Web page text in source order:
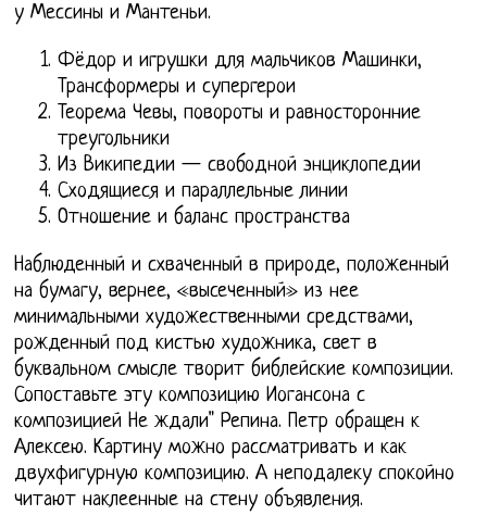
у Мессины и Мантеньи.
Фёдор и игрушки для мальчиков Машинки,
Трансформеры и супергерои
Теорема Чевы, повороты и равносторонние
треугольники
Из Википедии — свободной энциклопедии
Сходящиеся и параллельные линии
Отношение и баланс пространства
Наблюденный и схваченный в природе, положенный
на бумагу, вернее, «высеченный» из нее
минимальными художественными средствами,
рожденный под кистью художника, свет в
буквальном смысле творит библейские композиции.
Сопоставьте эту композицию Иогансона с
композицией Не ждали" Репина. Петр обращен к
Алексею. Картину можно рассматривать и как
двухфигурную композицию. А неподалеку спокойно
читают наклеенные на стену объявления.